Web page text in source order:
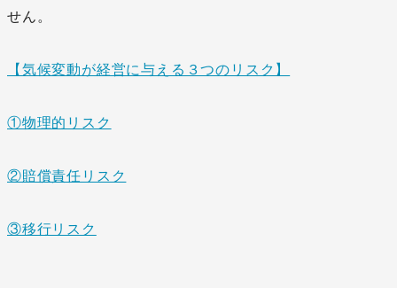
せん。
【気候変動が経営に与える３つのリスク】
①物理的リスク
②賠償責任リスク
③移行リスク